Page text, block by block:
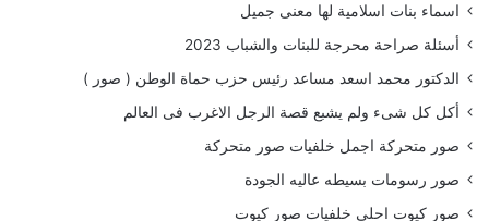
اسماء بنات اسلامية لها معنى جميل
أسئلة صراحة محرجة للبنات والشباب 2023
الدكتور محمد اسعد مساعد رئيس حزب حماة الوطن ( صور )
أكل كل شىء ولم يشبع قصة الرجل الاغرب فى العالم
صور متحركة اجمل خلفيات صور متحركة
صور رسومات بسيطه عاليه الجودة
صور كيوت احلى خلفيات صور كيوت